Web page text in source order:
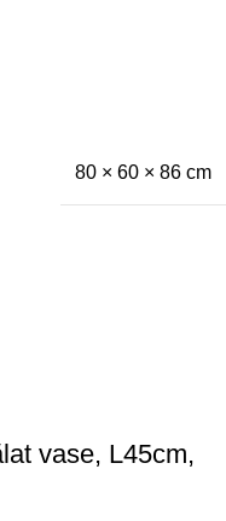
80 × 60 × 86 cm
vase, L45cm,